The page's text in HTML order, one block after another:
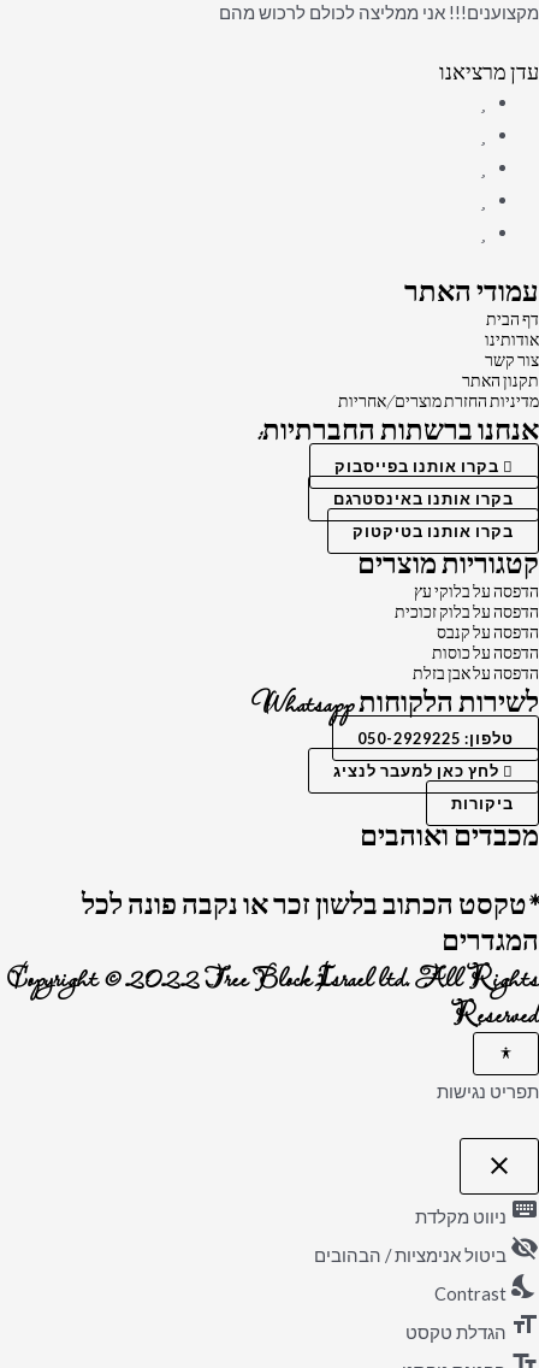
מקצוענים!!! אני ממליצה לכולם לרכוש מהם
עדן מרציאנו
עמודי האתר
דף הבית
אודותינו
צור קשר
תקנון האתר
מדיניות החזרת מוצרים/אחריות
אנחנו ברשתות החברתיות:
בקרו אותנו בפייסבוק
בקרו אותנו באינסטרגם
בקרו אותנו בטיקטוק
קטגוריות מוצרים
הדפסה על בלוקי עץ
הדפסה על בלוק זכוכית
הדפסה על קנבס
הדפסה על כוסות
הדפסה על אבן בזלת
לשירות הלקוחות Whatsapp
טלפון: 050-2929225
לחץ כאן למעבר לנציג
ביקורות
מכבדים ואוהבים
*טקסט הכתוב בלשון זכר או נקבה פונה לכל
המגדרים
Copyright © 2022 Tree Block Israel ltd. All Rights
Reserved
תפריט נגישות
close
פתיחה וסגירה של תפריט הנגישות
keyboard ניווט מקלדת
visibility_off ביטול אנימציות / הבהובים
nights_stay
Contrast
format_size הגדלת טקסט